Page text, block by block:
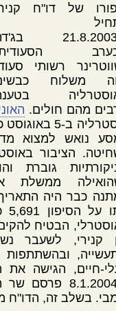
של דו"ח
ב-21.8.2003
רשותי
משלוח
מהם חולים.
נואש למצוא
הציבור
גוברת
ממשלת
הבטיח
קנירי, לשעבר
ב-8.1.2004
בשלב זה, הדו"ח